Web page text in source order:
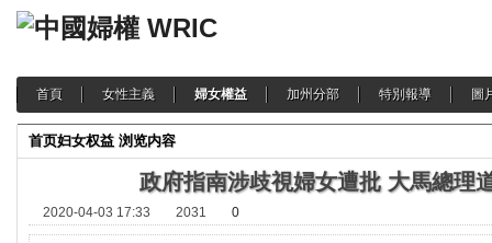
首頁 女性主義 婦女權益 加州分部 特別報導 圖
首页妇女权益 浏览内容
政府指南涉歧視婦女遭批 大馬總理
2020-04-03 17:33 2031 0